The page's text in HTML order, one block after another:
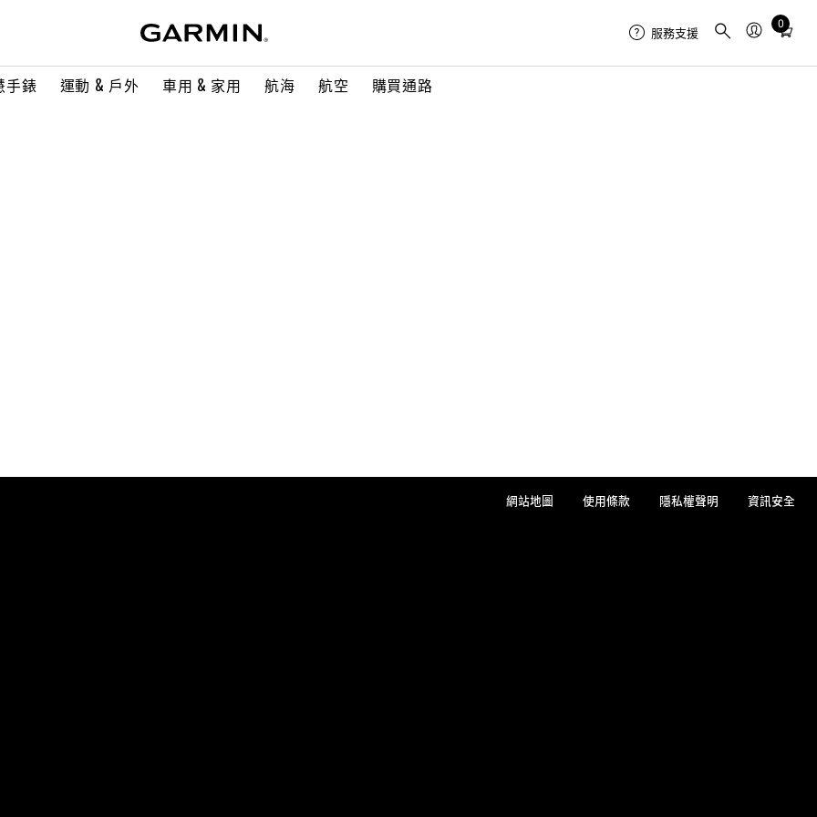
手錶 運動 & 戶外 車用 & 家用 航海 航空 購買通路
服務支援
0
Total
in
網站地圖 使用條款 隱私權聲明 資訊安全